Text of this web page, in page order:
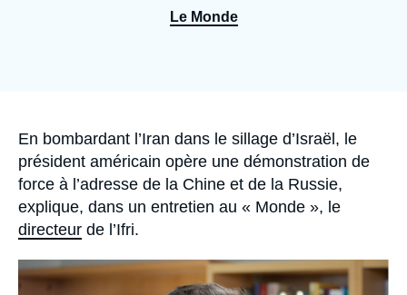
Se connecter
Le Monde
Accroche
En bombardant l’Iran dans le sillage d’Israël, le
président américain opère une démonstration de
force à l’adresse de la Chine et de la Russie,
explique, dans un entretien au « Monde », le
directeur de l’Ifri.
Image
principale